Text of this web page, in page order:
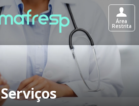
Área
Restrita
Serviços